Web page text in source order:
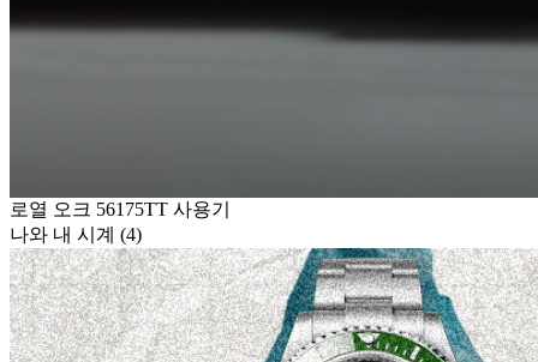
로열 오크 56175TT 사용기
나와 내 시계 (4)